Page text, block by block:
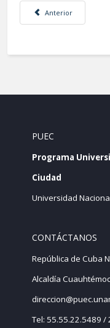
Artículo anterior:
Anterior
PUEC
Programa
Ciudad
Universidad
CONTÁCTANOS
República de Cuba
Alcaldía
Tel: 55.55.22.5489 /